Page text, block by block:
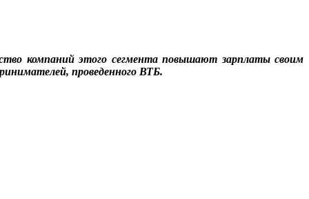
компаний этого сегмента повышают зарплаты своим
проведенного ВТБ.